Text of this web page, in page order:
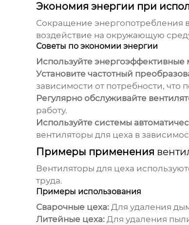
Экономия энергии при
Сокращение энергопотребления
воздействие на окружающую
Советы по экономии энергии
Используйте энергоэффективные
Установите частотный
зависимости от потребности, что
Регулярно обслуживайте
работу.
Используйте системы
вентиляторы для цеха в
Примеры применения
Вентиляторы для цеха
труда.
Примеры использования
Сварочные цеха:Для удаления
Литейные цеха:Для удаления